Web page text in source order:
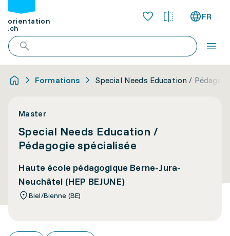
orientation
.ch
FR
Formations Special Needs Education /
Master
Special Needs Education /
Pédagogie spécialisée
Haute école pédagogique Berne-Jura-
Neuchâtel (HEP BEJUNE)
Biel/Bienne (BE)